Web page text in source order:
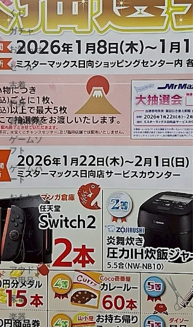
くじ
ガチャ
お知らせ
セール
古着
釣具
買取情報
ゲームソ
フト
ゲームハ
ード
おもちゃ
コミック
カード
スポーツ
アウドド
ア用品
家電
楽器